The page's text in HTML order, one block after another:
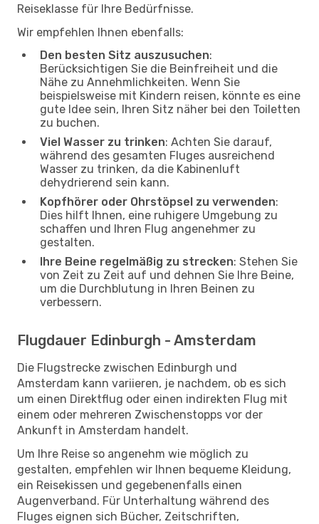
Reiseklasse für Ihre Bedürfnisse.
Wir empfehlen Ihnen ebenfalls:
Den besten Sitz auszusuchen:
Berücksichtigen Sie die Beinfreiheit und die
Nähe zu Annehmlichkeiten. Wenn Sie
beispielsweise mit Kindern reisen, könnte es eine
gute Idee sein, Ihren Sitz näher bei den Toiletten
zu buchen.
Viel Wasser zu trinken: Achten Sie darauf,
während des gesamten Fluges ausreichend
Wasser zu trinken, da die Kabinenluft
dehydrierend sein kann.
Kopfhörer oder Ohrstöpsel zu verwenden:
Dies hilft Ihnen, eine ruhigere Umgebung zu
schaffen und Ihren Flug angenehmer zu
gestalten.
Ihre Beine regelmäßig zu strecken: Stehen Sie
von Zeit zu Zeit auf und dehnen Sie Ihre Beine,
um die Durchblutung in Ihren Beinen zu
verbessern.
Flugdauer Edinburgh - Amsterdam
Die Flugstrecke zwischen Edinburgh und
Amsterdam kann variieren, je nachdem, ob es sich
um einen Direktflug oder einen indirekten Flug mit
einem oder mehreren Zwischenstopps vor der
Ankunft in Amsterdam handelt.
Um Ihre Reise so angenehm wie möglich zu
gestalten, empfehlen wir Ihnen bequeme Kleidung,
ein Reisekissen und gegebenenfalls einen
Augenverband. Für Unterhaltung während des
Fluges eignen sich Bücher, Zeitschriften,